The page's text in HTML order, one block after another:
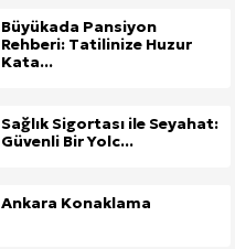
Büyükada Pansiyon
Rehberi: Tatilinize Huzur
Kata...
Sağlık Sigortası ile Seyahat:
Güvenli Bir Yolc...
Ankara Konaklama